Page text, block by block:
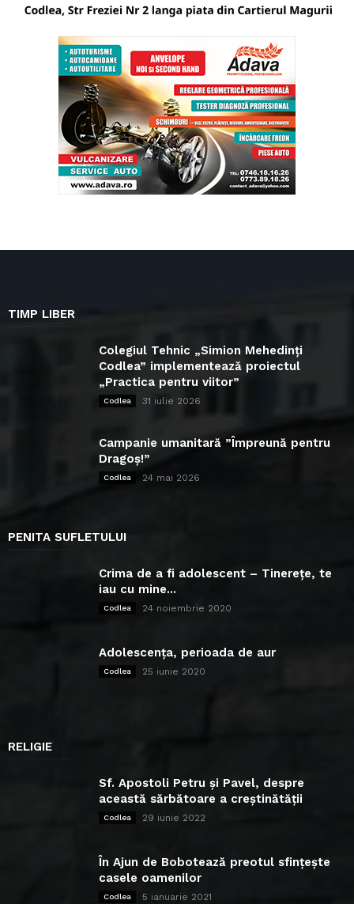
TIMP LIBER
Colegiul Tehnic „Simion Mehedinți
Codlea” implementează proiectul
„Practica pentru viitor”
Codlea 31 iulie 2026
Campanie umanitară ”Împreună pentru
Dragoș!”
Codlea 24 mai 2026
PENITA SUFLETULUI
Crima de a fi adolescent – Tinerețe, te
iau cu mine...
Codlea 24 noiembrie 2020
Adolescența, perioada de aur
Codlea 25 iunie 2020
RELIGIE
Sf. Apostoli Petru și Pavel, despre
această sărbătoare a creștinătății
Codlea 29 iunie 2022
În Ajun de Bobotează preotul sfințește
casele oamenilor
Codlea 5 ianuarie 2021